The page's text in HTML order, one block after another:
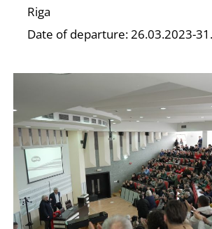
Riga
Date of departure: 26.03.2023-31.